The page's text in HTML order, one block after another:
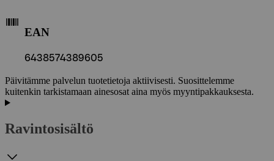
EAN
6438574389605
Päivitämme palvelun tuotetietoja aktiivisesti. Suosittelemme
kuitenkin tarkistamaan ainesosat aina myös myyntipakkauksesta.
Ravintosisältö